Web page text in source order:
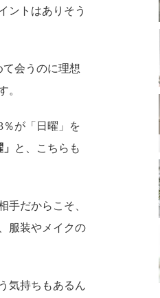
ントはありそう
て会うのに理想
。
％が「日曜」を
と、こちらも
手だからこそ、
服装やメイクの
気持ちもあるん